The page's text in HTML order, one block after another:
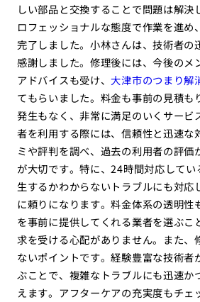
しい部品と交換することで問題は解決
ロフェッショナルな態度で作業を進め
完了しました。小林さんは、技術者の
感謝しました。修理後には、今後のメ
アドバイスも受け、大津市のつまり解
てもらいました。料金も事前の見積も
発生もなく、非常に満足のいくサービ
者を利用する際には、信頼性と迅速な
ミや評判を調べ、過去の利用者の評価
が大切です。特に、24時間対応して
生するかわからないトラブルにも対応
に頼りになります。料金体系の透明性
を事前に提供してくれる業者を選ぶこ
求を受ける心配がありません。また、
ないポイントです。経験豊富な技術者
ぶことで、複雑なトラブルにも迅速か
えます。アフターケアの充実度もチェ